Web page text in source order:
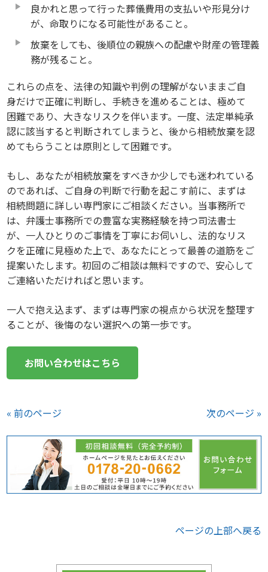
良かれと思って行った葬儀費用の支払いや形見分け
が、命取りになる可能性があること。
放棄をしても、後順位の親族への配慮や財産の管理義
務が残ること。
これらの点を、法律の知識や判例の理解がないままご自
身だけで正確に判断し、手続きを進めることは、極めて
困難であり、大きなリスクを伴います。一度、法定単純承
認に該当すると判断されてしまうと、後から相続放棄を認
めてもらうことは原則として困難です。
もし、あなたが相続放棄をすべきか少しでも迷われている
のであれば、ご自身の判断で行動を起こす前に、まずは
相続問題に詳しい専門家にご相談ください。当事務所で
は、弁護士事務所での豊富な実務経験を持つ司法書士
が、一人ひとりのご事情を丁寧にお伺いし、法的なリス
クを正確に見極めた上で、あなたにとって最善の道筋をご
提案いたします。初回のご相談は無料ですので、安心して
ご連絡いただければと思います。
一人で抱え込まず、まずは専門家の視点から状況を整理す
ることが、後悔のない選択への第一歩です。
お問い合わせはこちら
« 前のページ 次のページ »
ページの上部へ戻る